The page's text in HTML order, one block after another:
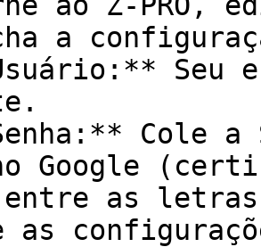
a
Google
entre as
as